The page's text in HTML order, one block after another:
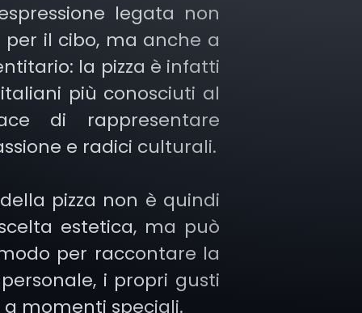
legata non
per il cibo, ma anche a
la pizza è infatti
più conosciuti al
di rappresentare
e radici culturali.
pizza non è quindi
estetica, ma può
per raccontare la
i propri gusti
momenti speciali.